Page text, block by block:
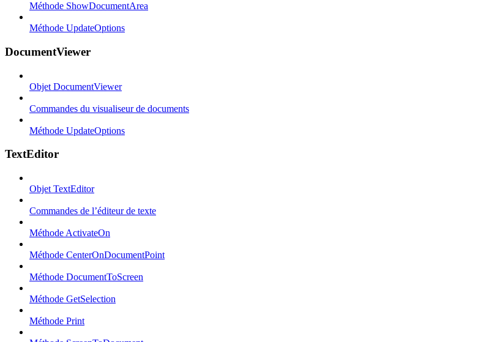
Méthode ShowDocumentArea
Méthode UpdateOptions
DocumentViewer
Objet DocumentViewer
Commandes du visualiseur de documents
Méthode UpdateOptions
TextEditor
Objet TextEditor
Commandes de l’éditeur de texte
Méthode ActivateOn
Méthode CenterOnDocumentPoint
Méthode DocumentToScreen
Méthode GetSelection
Méthode Print